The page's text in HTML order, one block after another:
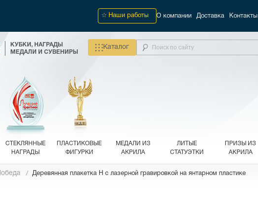
Наши работы О компании Доставка Контакты
КУБКИ, НАГРАДЫ
МЕДАЛИ И СУВЕНИРЫ
Каталог
СТЕКЛЯННЫЕ
НАГРАДЫ
ПЛАСТИКОВЫЕ
ФИГУРКИ
МЕДАЛИ ИЗ
АКРИЛА
ЛИТЫЕ
СТАТУЭТКИ
ПРИЗЫ ИЗ
АКРИЛА
Деревянная плакетка H с лазерной гравировкой на янтарном пластике